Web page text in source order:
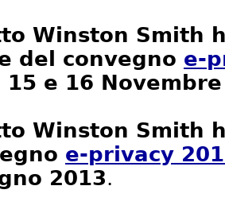
Winston Smith
del convegno e-
e 16
Winston Smith
e-privacy
2013.